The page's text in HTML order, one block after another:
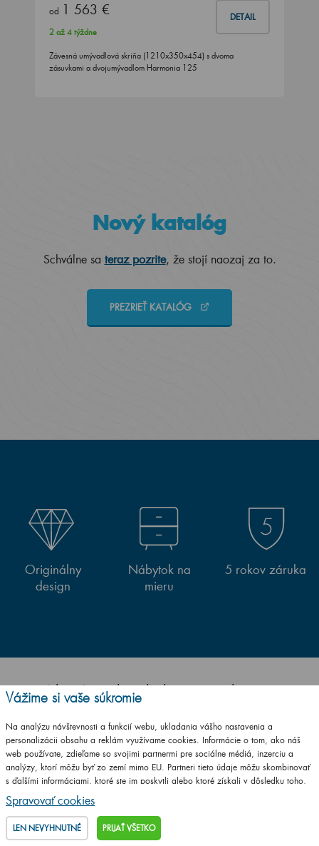
od 1 563 € DETAIL
2 až 4 týždne
Závesná umývadlová skriňa (1210x350x454) s dvoma
zásuvkami a dvojumývadlom Harmonia 125
Nový katalóg
Schválne sa teraz pozrite, že stojí naozaj za to.
PREZRIEŤ KATALÓG
Originálny
design
Nábytok na
mieru
5 rokov záruka
Sme (skoro) všade. Hľadajte a nájdete nás na:
Vážime si vaše súkromie
Na analýzu návštevnosti a funkcií webu, ukladania vášho nastavenia a
personalizácii obsahu a reklám využívame cookies. Informácie o tom, ako náš
web používate, zdieľame so svojimi partnermi pre sociálne médiá, inzerciu a
analýzy, ktorí môžu byť zo zemí mimo EU. Partneri tieto údaje môžu skombinovať
s ďalšími informáciami, ktoré ste im poskytli alebo ktoré získali v dôsledku toho,
že používate ich služby.
Spravovať cookies
LEN NEVYHNUTNÉ PRIJAŤ VŠETKO